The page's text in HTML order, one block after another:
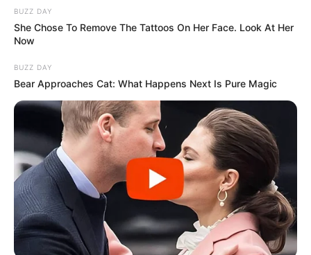
Szerző
More by Szerző
BUZZ DAY
She Chose To Remove The Tattoos On Her Face. Look At Her
Now
BUZZ DAY
Bear Approaches Cat: What Happens Next Is Pure Magic